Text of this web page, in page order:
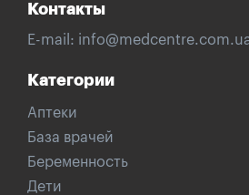
Контакты
E-mail:
Категории
Аптеки
База врачей
Беременность
Дети